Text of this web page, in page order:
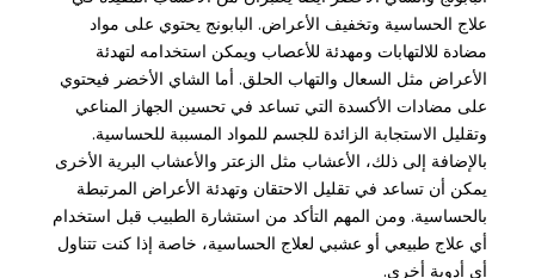
علاج الحساسية وتخفيف الأعراض. البابونج يحتوي على مواد
مضادة للالتهابات ومهدئة للأعصاب ويمكن استخدامه لتهدئة
الأعراض مثل السعال والتهاب الحلق. أما الشاي الأخضر فيحتوي
على مضادات الأكسدة التي تساعد في تحسين الجهاز المناعي
وتقليل الاستجابة الزائدة للجسم للمواد المسببة للحساسية.
بالإضافة إلى ذلك، الأعشاب مثل الزعتر والأعشاب البرية الأخرى
يمكن أن تساعد في تقليل الاحتقان وتهدئة الأعراض المرتبطة
بالحساسية. ومن المهم التأكد من استشارة الطبيب قبل استخدام
أي علاج طبيعي أو عشبي لعلاج الحساسية، خاصة إذا كنت تتناول
أي أدوية أخرى.